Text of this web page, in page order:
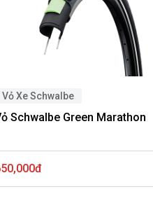
Vỏ Xe Schwalbe
Schwalbe Green Marathon